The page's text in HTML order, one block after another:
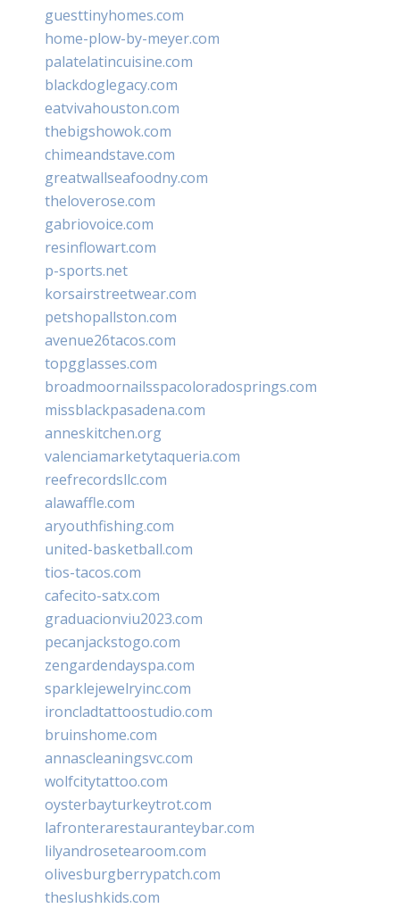
guesttinyhomes.com
home-plow-by-meyer.com
palatelatincuisine.com
blackdoglegacy.com
eatvivahouston.com
thebigshowok.com
chimeandstave.com
greatwallseafoodny.com
theloverose.com
gabriovoice.com
resinflowart.com
p-sports.net
korsairstreetwear.com
petshopallston.com
avenue26tacos.com
topgglasses.com
broadmoornailsspacoloradosprings.com
missblackpasadena.com
anneskitchen.org
valenciamarketytaqueria.com
reefrecordsllc.com
alawaffle.com
aryouthfishing.com
united-basketball.com
tios-tacos.com
cafecito-satx.com
graduacionviu2023.com
pecanjackstogo.com
zengardendayspa.com
sparklejewelryinc.com
ironcladtattoostudio.com
bruinshome.com
annascleaningsvc.com
wolfcitytattoo.com
oysterbayturkeytrot.com
lafronterarestauranteybar.com
lilyandrosetearoom.com
olivesburgberrypatch.com
theslushkids.com